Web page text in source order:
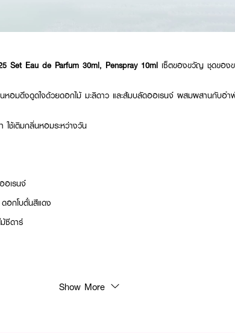
Set Eau de Parfum 30ml, Penspray 10ml เซ็ตของขวัญ ชุดของ
หอมดึงดูดใจด้วยดอกไม้ มะลิดาว และส้มบลัดออเรนจ์ ผสมผสานกับอ
ช้เติมกลิ่นหอมระหว่างวัน
อเรนจ์
อกโบตั๋นสีแดง
ซีดาร์
Show More